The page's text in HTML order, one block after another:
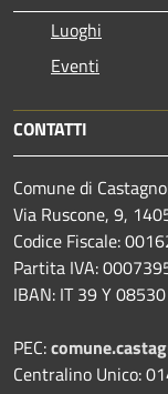
Luoghi
Eventi
CONTATTI
Comune di
Via Ruscone, 9,
Codice Fiscale:
Partita IVA:
IBAN: IT 39 Y
PEC:
Centralino Unico: